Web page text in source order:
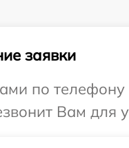
заявки
по телефону
Вам для